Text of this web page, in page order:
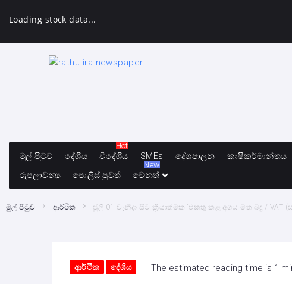
Loading stock data...
මුල් පිටුව දේශීය විදේශීය
Hot
SMEs
දේශපාලන කෘෂිකර්මාන්තය
රුපලාවන්‍ය
පොලිස් පුවත් වෙනත්
New
මුල් පිටුව ආර්ථික ජූලි 01 වැනිදා සිට ක්‍රියාත්මක ‘එකතු කළ අගය මත බදු / VAT
ආර්ථික දේශීය The estimated reading time is 1